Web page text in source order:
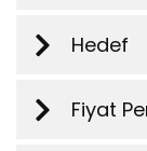
Hedef
Fiyat